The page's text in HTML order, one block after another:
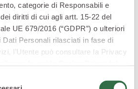
categorie di Responsabili e
diritti di cui agli artt. 15-22 del
UE 679/2016 (“GDPR”) o ulteriori
Dati Personali rilasciati in fase di
l’Utente può consultare la Privacy
forniti tramite il Sito Web.
seguenti cookies tecnici per le
a ciascuno di essi.
non richiedono consenso, perciò